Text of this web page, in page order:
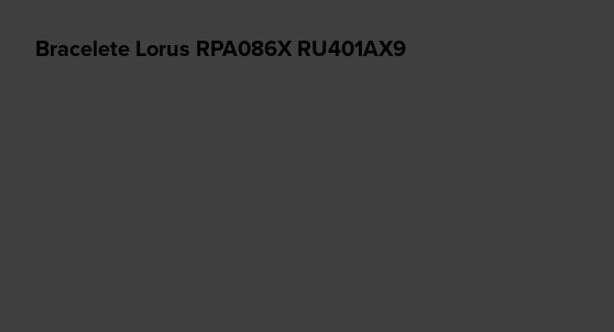
Bracelete Lorus RPA086X RU401AX9